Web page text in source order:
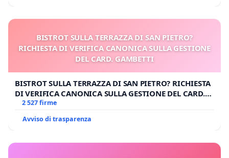
BISTROT SULLA TERRAZZA DI SAN PIETRO?
RICHIESTA DI VERIFICA CANONICA SULLA GESTIONE
DEL CARD. GAMBETTI
BISTROT SULLA TERRAZZA DI SAN PIETRO? RICHIESTA
DI VERIFICA CANONICA SULLA GESTIONE DEL CARD.
GAMBETTI
2 527 firme
Avviso di trasparenza